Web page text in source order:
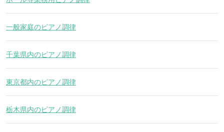
一般家庭のピアノ調律
千葉県内のピアノ調律
東京都内のピアノ調律
栃木県内のピアノ調律